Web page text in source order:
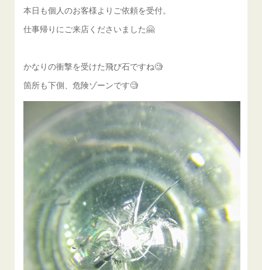
本日も個人のお客様よりご依頼を受付。
仕事帰りにご来店くださいました🤗
かなりの衝撃を受けた飛び石ですね🧐
箇所も下側、危険ゾーンです🧐